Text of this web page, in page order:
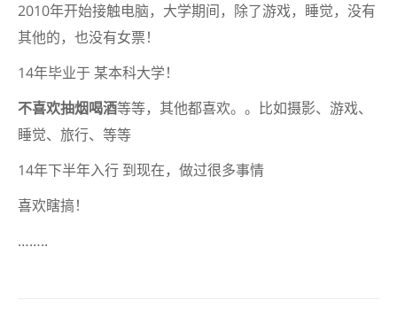
2010年开始接触电脑，大学期间，除了游戏，睡觉，没有
其他的，也没有女票！
14年毕业于 某本科大学！
不喜欢抽烟喝酒等等，其他都喜欢。。比如摄影、游戏、
睡觉、旅行、等等
14年下半年入行 到现在，做过很多事情
喜欢瞎搞！
……..